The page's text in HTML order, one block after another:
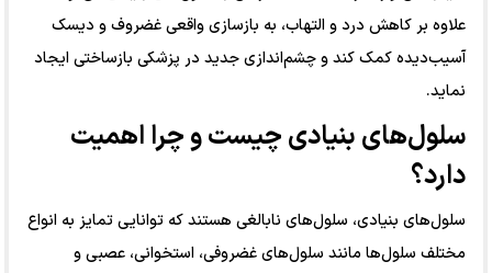
علاوه بر کاهش درد و التهاب، به بازسازی واقعی غضروف و دیسک
آسیب‌دیده کمک کند و چشم‌اندازی جدید در پزشکی بازساختی ایجاد
نماید.
سلول‌های بنیادی چیست و چرا اهمیت
دارد؟
سلول‌های بنیادی، سلول‌های نابالغی هستند که توانایی تمایز به انواع
مختلف سلول‌ها مانند سلول‌های غضروفی، استخوانی، عصبی و